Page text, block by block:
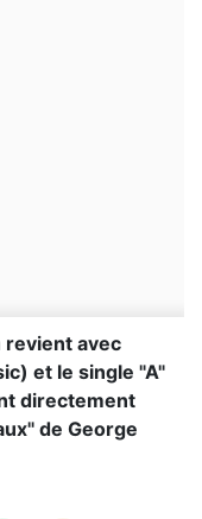
revient avec
et le single "A"
directement
de George